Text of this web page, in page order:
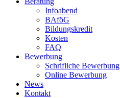
Infoabend
BAföG
Bildungskredit
Kosten
FAQ
Bewerbung
Schrifliche Bewerbung
Online Bewerbung
News
Kontakt